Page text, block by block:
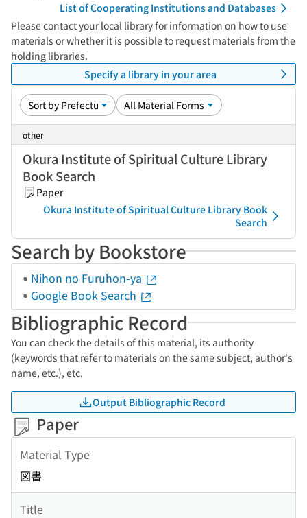
List of Cooperating Institutions and Databases
Please contact your local library for information on how to use
materials or whether it is possible to request materials from the
holding libraries.
Specify a library in your area
other
Okura Institute of Spiritual Culture Library
Book Search
Paper
Okura Institute of Spiritual Culture Library Book
Search
Search by Bookstore
Nihon no Furuhon-ya
Google Book Search
Bibliographic Record
You can check the details of this material, its authority
(keywords that refer to materials on the same subject, author's
name, etc.), etc.
Output Bibliographic Record
Paper
Material Type
図書
Title